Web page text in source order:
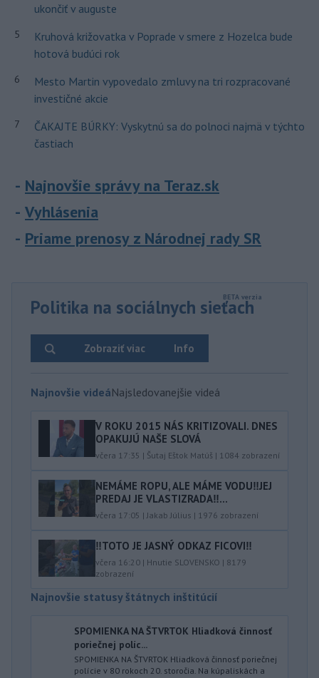
ukončiť v auguste
5
Kruhová križovatka v Poprade v smere z Hozelca bude
hotová budúci rok
6
Mesto Martin vypovedalo zmluvy na tri rozpracované
investičné akcie
7
ČAKAJTE BÚRKY: Vyskytnú sa do polnoci najmä v týchto
častiach
Najnovšie správy na Teraz.sk
Vyhlásenia
Priame prenosy z Národnej rady SR
Politika na sociálnych sieťach
Info
Zobraziť viac
Najnovšie videáNajsledovanejšie videá
V ROKU 2015 NÁS KRITIZOVALI. DNES
OPAKUJÚ NAŠE SLOVÁ
včera 17:35 | Šutaj Eštok Matúš | 1084 zobrazení
NEMÁME ROPU, ALE MÁME VODU‼️JEJ
PREDAJ JE VLASTIZRADA‼️...
včera 17:05 | Jakab Július | 1976 zobrazení
‼️TOTO JE JASNÝ ODKAZ FICOVI‼️
včera 16:20 | Hnutie SLOVENSKO | 8179
zobrazení
Najnovšie statusy štátnych inštitúcií
SPOMIENKA NA ŠTVRTOK Hliadková činnosť
poriečnej políc...
SPOMIENKA NA ŠTVRTOK Hliadková činnosť poriečnej
polície v 80 rokoch 20. storočia. Na kúpaliskách a